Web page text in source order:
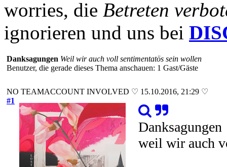
worries, die Betreten
ignorieren und uns bei
Danksagungen Weil wir auch voll sentimentatös sein wollen
Benutzer, die gerade dieses Thema anschauen: 1 Gast/Gäste
NO TEAMACCOUNT INVOLVED ♡ 15.10.2016, 21:29 ♡
#1
Danksagungen
weil wir auch